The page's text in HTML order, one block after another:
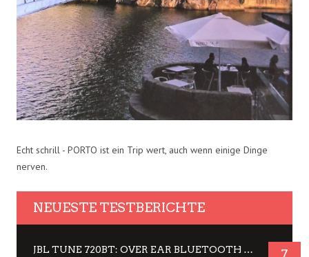
Echt schrill - PORTO ist ein Trip wert, auch wenn einige Dinge
nerven.
NEUESTE TESTBERICHTE
JBL TUNE 720BT: OVER EAR BLUETOOTH KOPFHÖRER UM DIE 50,-€ IM DAUER-TEST